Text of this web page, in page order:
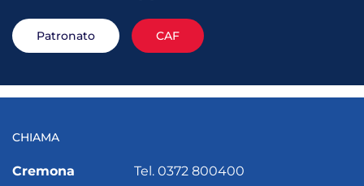
Patronato CAF
CHIAMA
Cremona Tel. 0372 800400